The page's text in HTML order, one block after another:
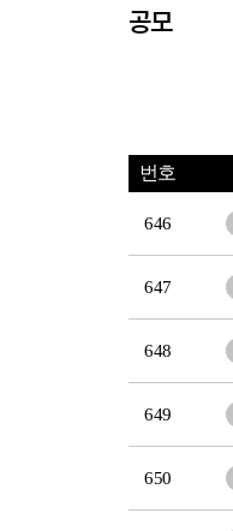
공모
번호
646
647
648
649
650